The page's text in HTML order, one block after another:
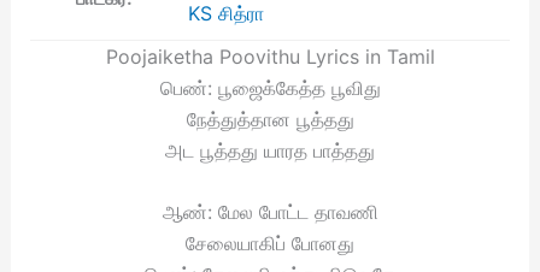
KS சித்ரா
Poojaiketha Poovithu Lyrics in Tamil
பெண்: பூஜைக்கேத்த பூவிது
நேத்துத்தான பூத்தது
அட பூத்தது யாரத பாத்தது
ஆண்: மேல போட்ட தாவணி
சேலையாகிப் போனது